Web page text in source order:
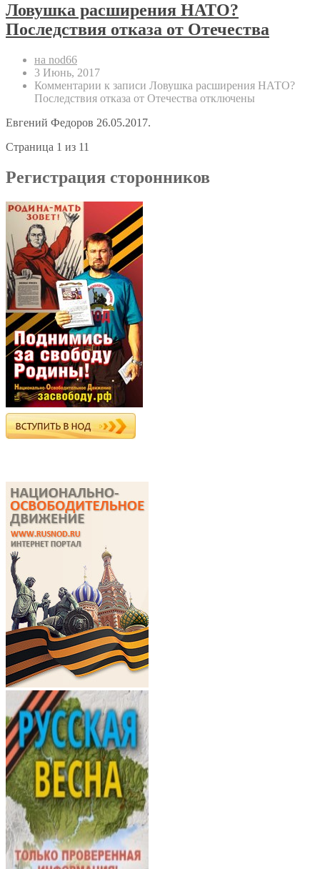
Ловушка расширения НАТО?
Последствия отказа от Отечества
на nod66
3 Июнь, 2017
Комментарии к записи Ловушка расширения НАТО?
Последствия отказа от Отечества отключены
Евгений Федоров 26.05.2017.
Страница 1 из 11
Регистрация сторонников